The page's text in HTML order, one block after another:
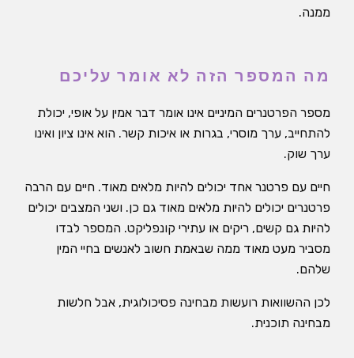
ממנה.
מה המספר הזה לא אומר עליכם
מספר הפרטנרים המיניים אינו אומר דבר אמין על אופי, יכולת
להתחייב, ערך מוסרי, בגרות או איכות קשר. הוא אינו ציון ואינו
ערך שוק.
חיים עם פרטנר אחד יכולים להיות מלאים מאוד. חיים עם הרבה
פרטנרים יכולים להיות מלאים מאוד גם כן. ושני המצבים יכולים
להיות גם קשים, ריקים או עתירי קונפליקט. המספר לבדו
מסביר מעט מאוד ממה שבאמת חשוב לאנשים בחיי המין
שלהם.
לכן ההשוואות רועשות מבחינה פסיכולוגית, אבל חלשות
מבחינה תוכנית.